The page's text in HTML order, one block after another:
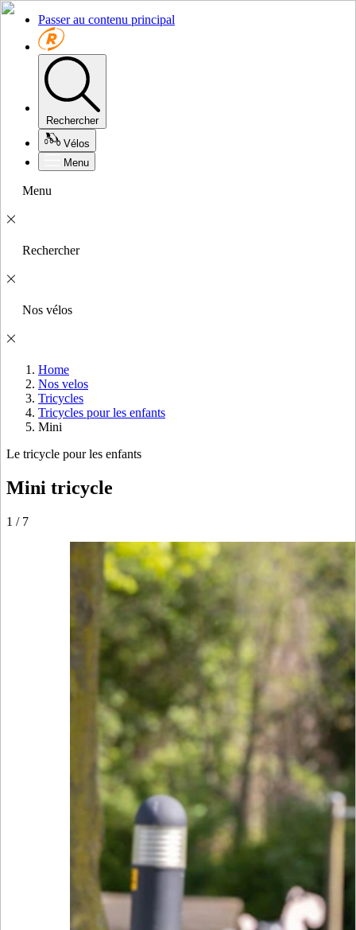
Passer au contenu principal
Rechercher
Vélos
Menu
Menu
Rechercher
Nos vélos
Home
Nos velos
Tricycles
Tricycles pour les enfants
Mini
Le tricycle pour les enfants
Mini tricycle
1 / 7